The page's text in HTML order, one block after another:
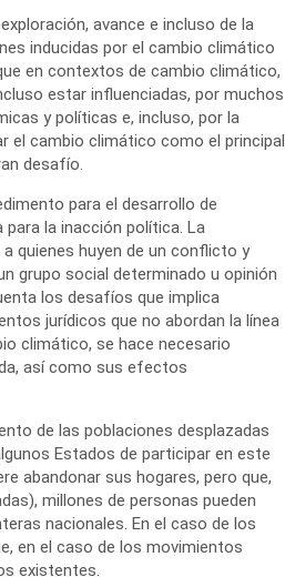
avance e incluso de la
inducidas por el cambio climático
en contextos de cambio climático,
estar influenciadas, por muchos
y políticas e, incluso, por la
el cambio climático como el principal
desafío.
para el desarrollo de
la inacción política. La
quienes huyen de un conflicto y
grupo social determinado u opinión
los desafíos que implica
jurídicos que no abordan la línea
climático, se hace necesario
así como sus efectos
de las poblaciones desplazadas
Estados de participar en este
abandonar sus hogares, pero que,
millones de personas pueden
nacionales. En el caso de los
en el caso de los movimientos
existentes.